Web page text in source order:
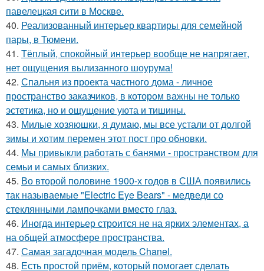
павелецкая сити в Москве.
40. Реализованный интерьер квартиры для семейной
пары, в Тюмени.
41. Тёплый, спокойный интерьер вообще не напрягает,
нет ощущения вылизанного шоурума!
42. Спальня из проекта частного дома - личное
пространство заказчиков, в котором важны не только
эстетика, но и ощущение уюта и тишины.
43. Милые хозяюшки, я думаю, мы все устали от долгой
зимы и хотим перемен этот пост про обновки.
44. Мы привыкли работать с банями - пространством для
семьи и самых близких.
45. Во второй половине 1900-х годов в США появились
так называемые "Electric Eye Bears" - медведи со
стеклянными лампочками вместо глаз.
46. Иногда интерьер строится не на ярких элементах, а
на общей атмосфере пространства.
47. Самая загадочная модель Chanel.
48. Есть простой приём, который помогает сделать